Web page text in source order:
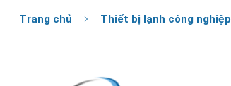
Trang chủ Thiết bị lạnh công nghiệp